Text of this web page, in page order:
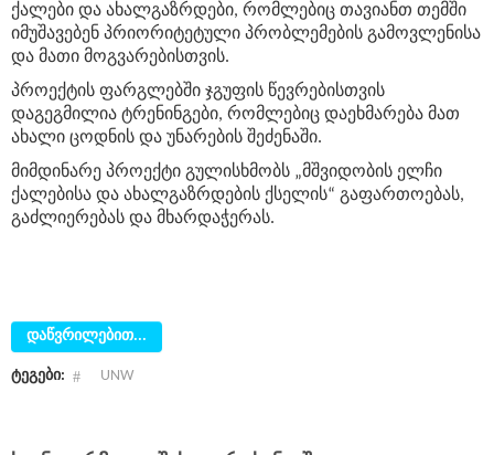
ქალები და ახალგაზრდები, რომლებიც თავიანთ თემში
იმუშავებენ პრიორიტეტული პრობლემების გამოვლენისა
და მათი მოგვარებისთვის.
პროექტის ფარგლებში ჯგუფის წევრებისთვის
დაგეგმილია ტრენინგები, რომლებიც დაეხმარება მათ
ახალი ცოდნის და უნარების შეძენაში.
მიმდინარე პროექტი გულისხმობს „მშვიდობის ელჩი
ქალებისა და ახალგაზრდების ქსელის“ გაფართოებას,
გაძლიერებას და მხარდაჭერას.
დაწვრილებით...
ტეგები: UNW